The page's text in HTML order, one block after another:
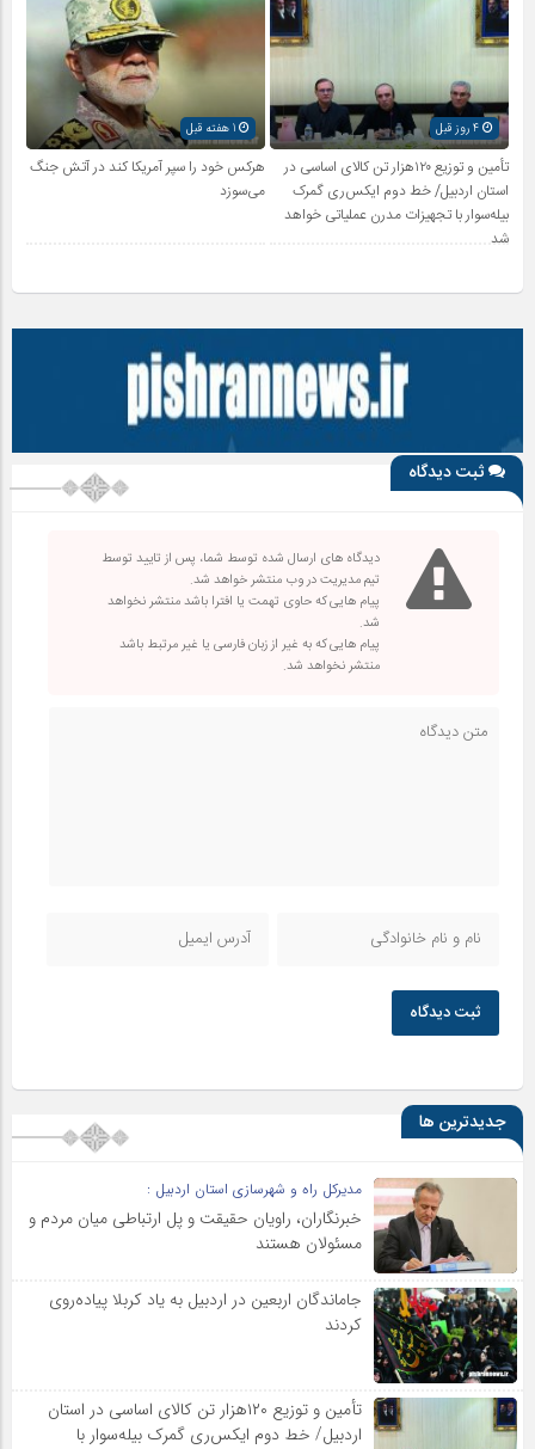
4 روز قبل
تأمین و توزیع ۱۲۰هزار تن کالای اساسی در
استان اردبیل/ خط دوم ایکس‌ری گمرک
بیله‌سوار با تجهیزات مدرن عملیاتی خواهد
شد
هرکس خود را سپر آمریکا کند در آتش جنگ
می‌سوزد
ثبت دیدگاه
دیدگاه های ارسال شده توسط شما، پس از تایید توسط
تیم مدیریت در وب منتشر خواهد شد.
پیام هایی که حاوی تهمت یا افترا باشد منتشر نخواهد
شد.
پیام هایی که به غیر از زبان فارسی یا غیر مرتبط باشد
منتشر نخواهد شد.
ثبت دیدگاه
جدیدترین ها
مدیرکل راه و شهرسازی استان اردبیل :
خبرنگاران، راویان حقیقت و پل ارتباطی میان مردم و
مسئولان هستند
جاماندگان اربعین در اردبیل به یاد کربلا پیاده‌روی
کردند
تأمین و توزیع ۱۲۰هزار تن کالای اساسی در استان
اردبیل/ خط دوم ایکس‌ری گمرک بیله‌سوار با